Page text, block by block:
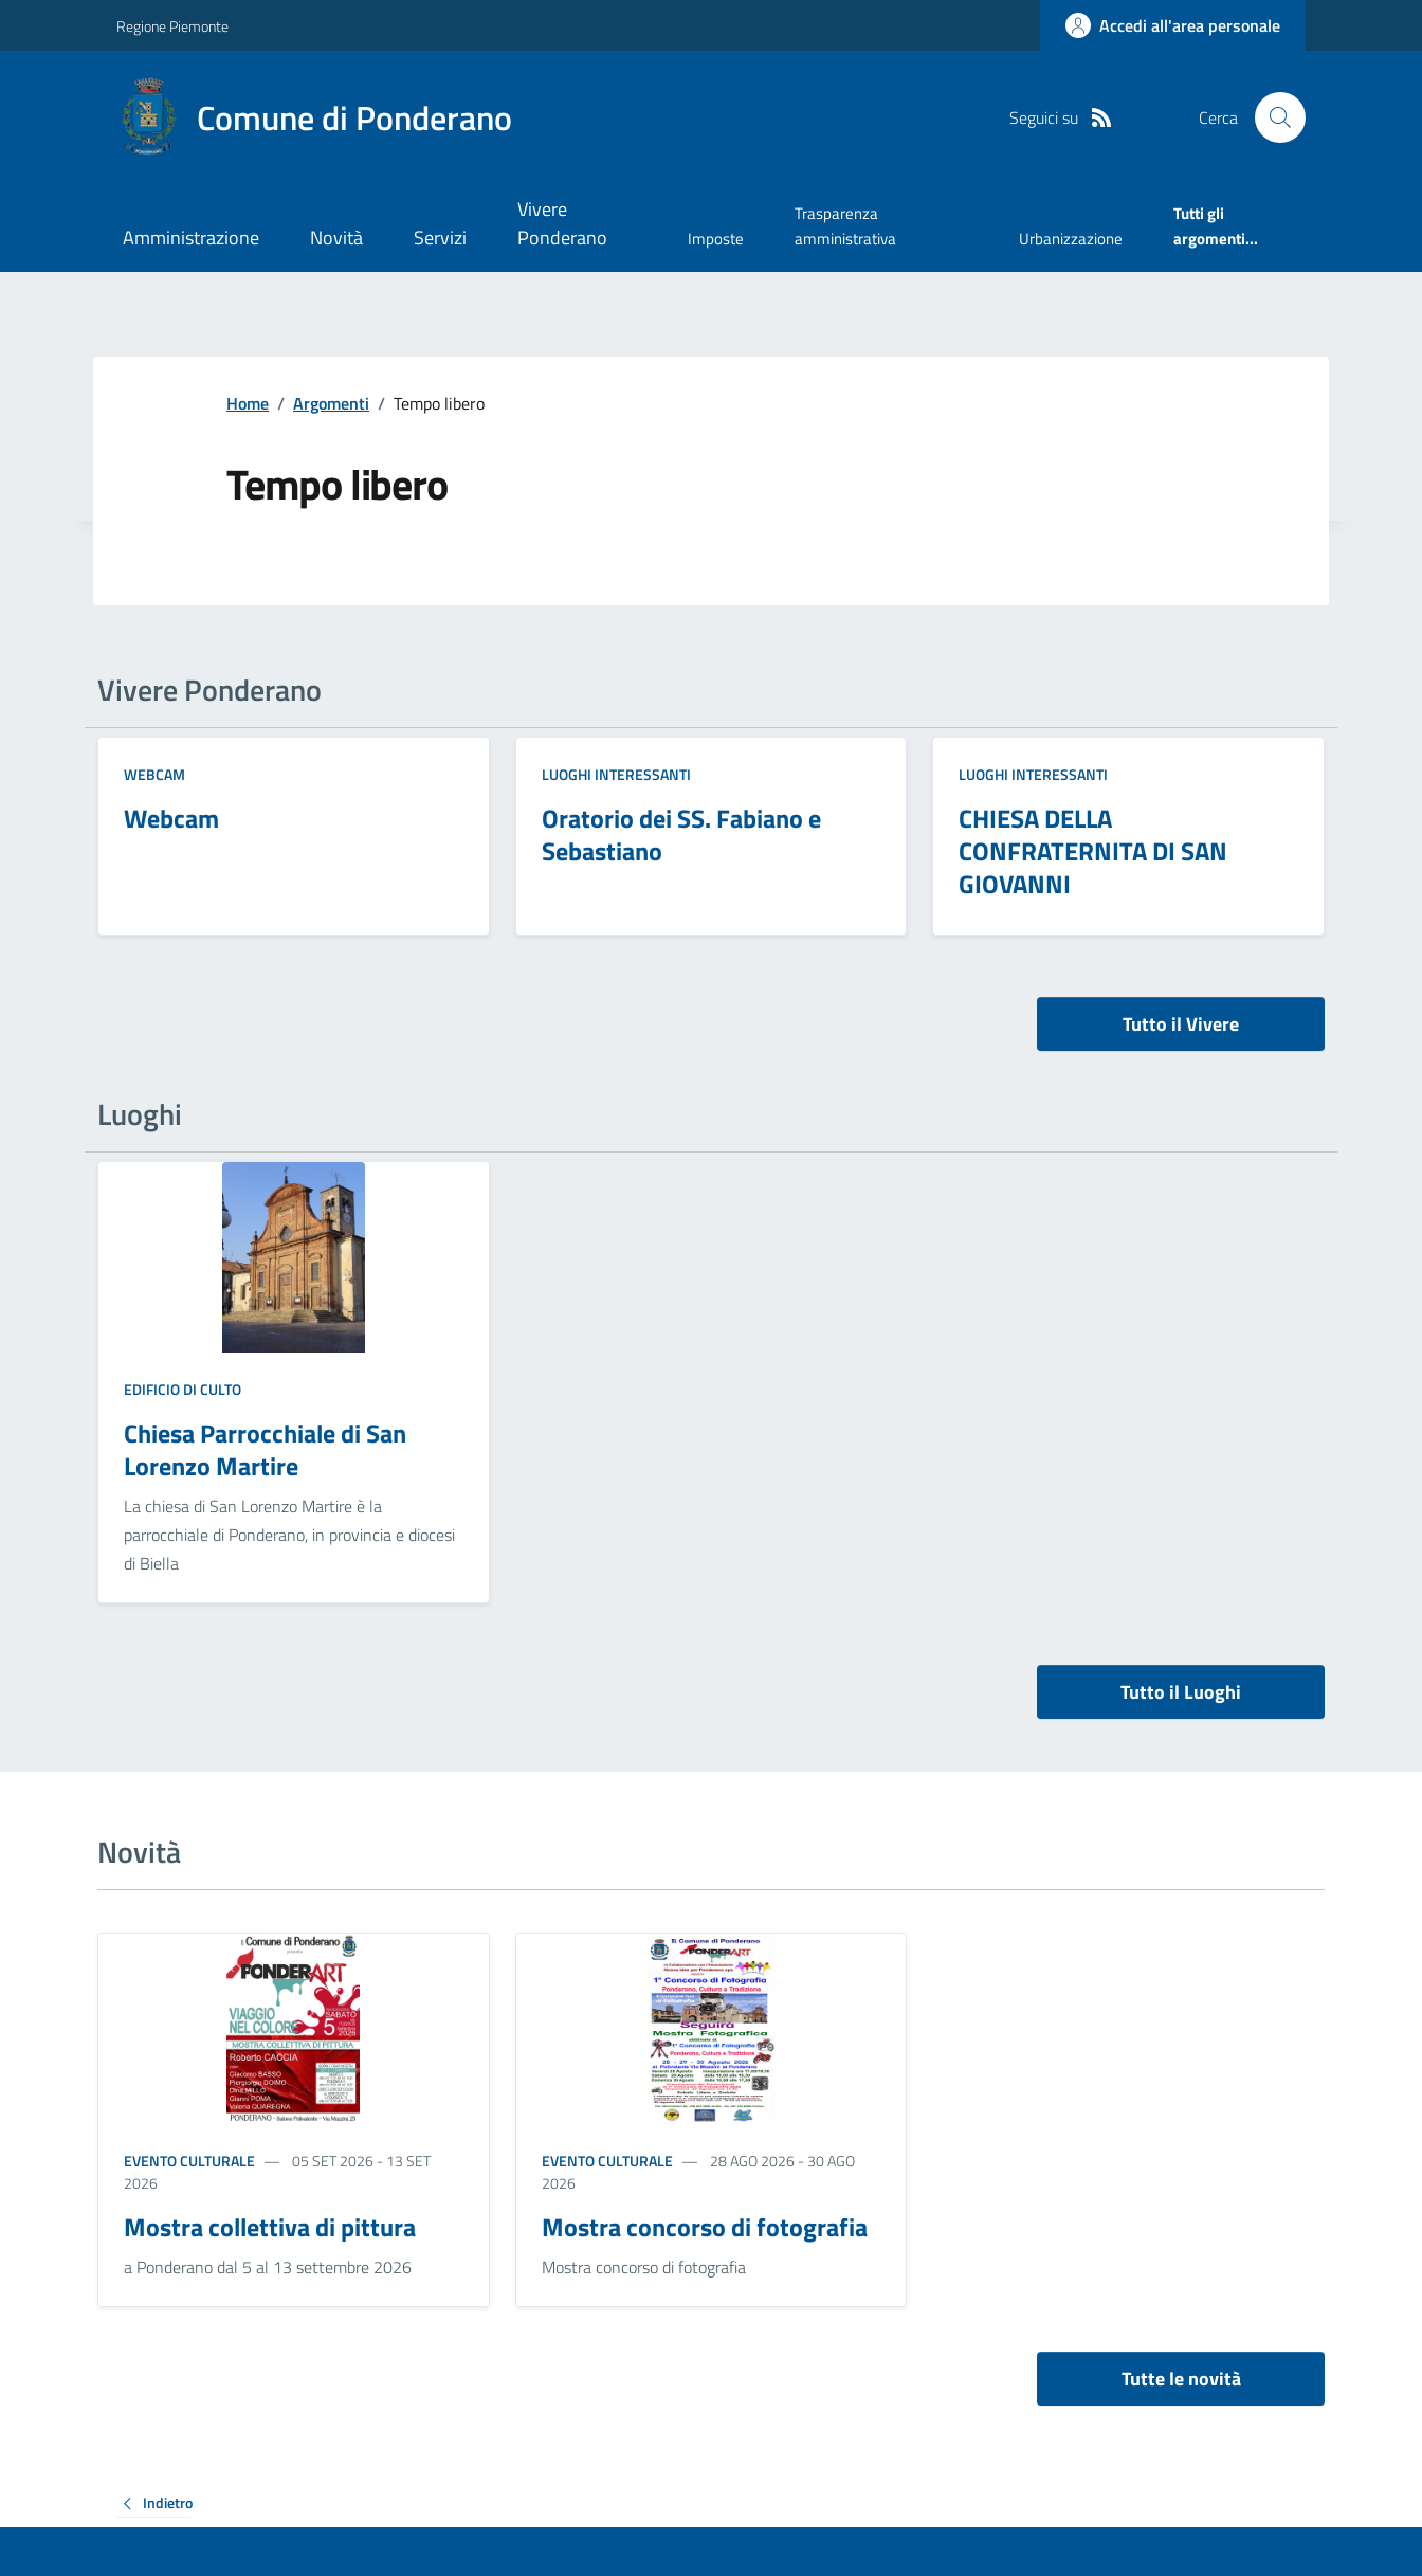
Regione Piemonte Accedi all'area personale
Comune di Ponderano Seguici su Cerca
Amministrazione Novità Servizi
Vivere
Ponderano
Imposte
Trasparenza
amministrativa
Urbanizzazione
Tutti gli
argomenti...
Home / Argomenti / Tempo libero
Tempo libero
Vivere Ponderano
WEBCAM
Webcam
LUOGHI INTERESSANTI
Oratorio dei SS. Fabiano e
Sebastiano
LUOGHI INTERESSANTI
CHIESA DELLA
CONFRATERNITA DI SAN
GIOVANNI
Tutto il Vivere
Luoghi
EDIFICIO DI CULTO
Chiesa Parrocchiale di San
Lorenzo Martire
La chiesa di San Lorenzo Martire è la
parrocchiale di Ponderano, in provincia e diocesi
di Biella
Tutto il Luoghi
Novità
EVENTO CULTURALE
05 SET 2026 - 13 SET
2026
Mostra collettiva di pittura
a Ponderano dal 5 al 13 settembre 2026
EVENTO CULTURALE
28 AGO 2026 - 30 AGO
2026
Mostra concorso di fotografia
Mostra concorso di fotografia
Tutte le novità
Indietro